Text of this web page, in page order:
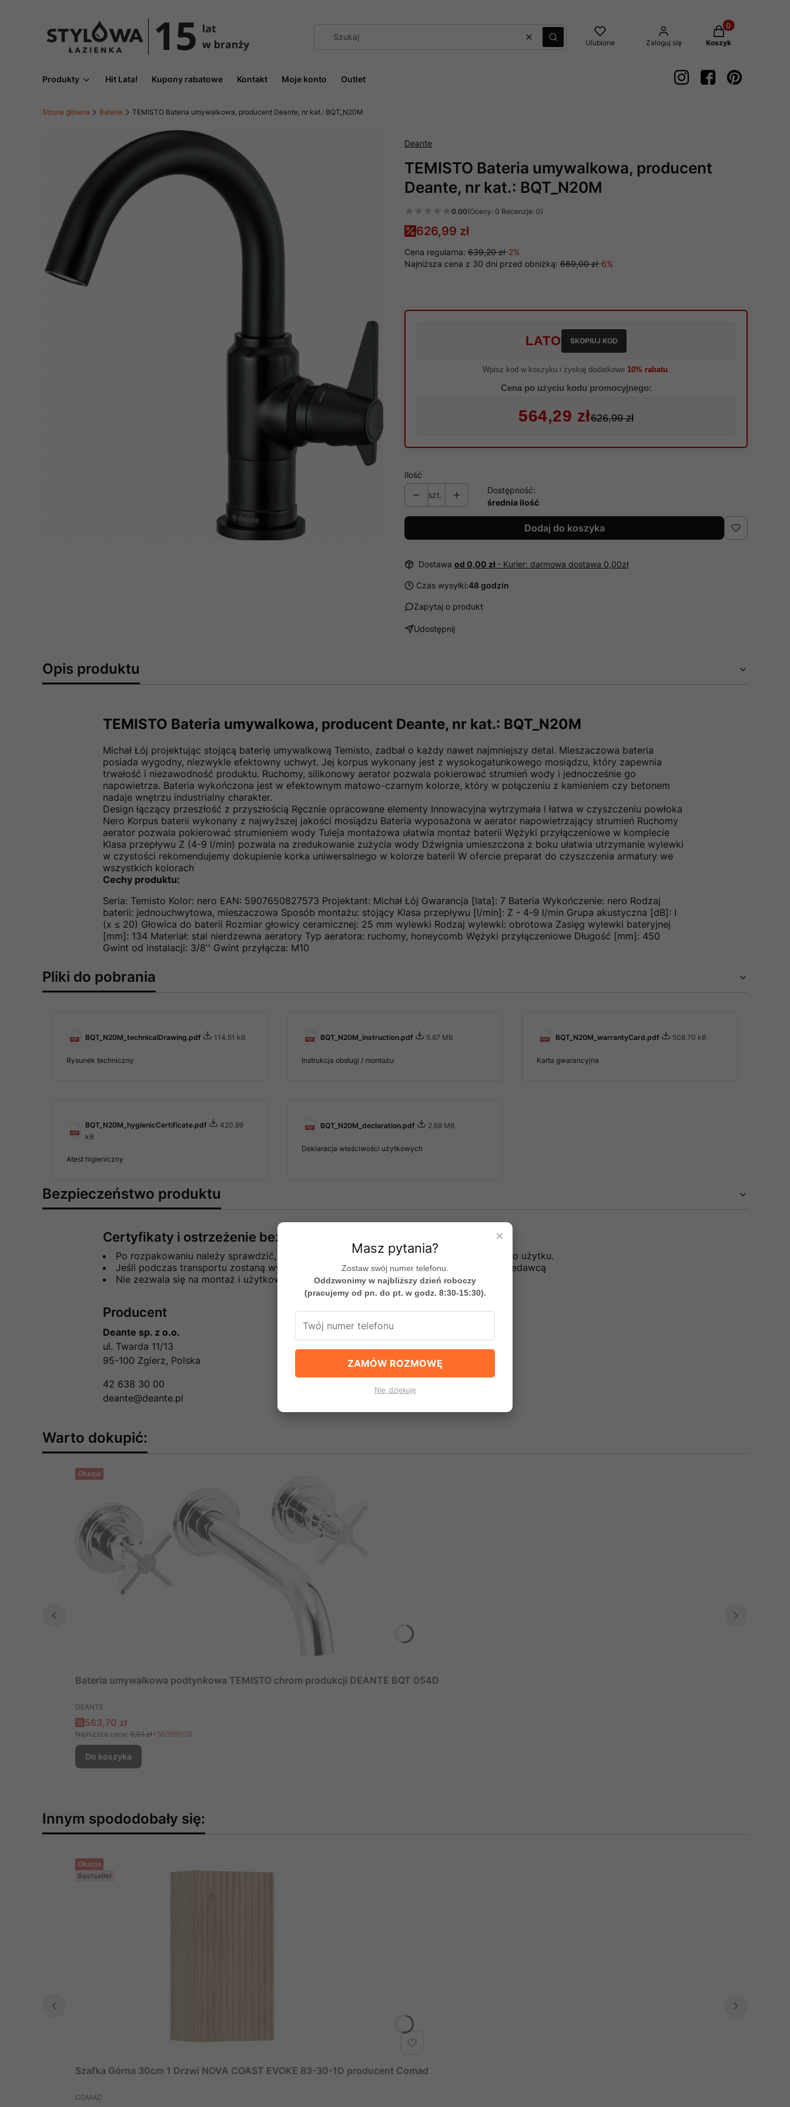
WyczyśćSzukaj Ulubione Zaloguj się
Produkty w
Koszyk
Produkty Hit Lata! Kupony rabatowe Kontakt Moje konto Outlet
Strona główna Baterie TEMISTO Bateria umywalkowa, producent Deante, nr kat.: BQT_N20M
Deante
TEMISTO Bateria umywalkowa, producent
Deante, nr kat.: BQT_N20M
0.00(Oceny: 0 Recenzje: 0)
626,99 zł
Cena regularna: 639,20 zł-2%
Najniższa cena z 30 dni przed obniżką: 669,00 zł-6%
LATO SKOPIUJ KOD
Wpisz kod w koszyku i zyskaj dodatkowe 10% rabatu.
Cena po użyciu kodu promocyjnego:
564,29 zł626,99 zł
Ilość
szt.
Dostępność:
średnia ilość
Dodaj do koszyka
Dostawa od 0,00 zł - Kurier: darmowa dostawa 0,00zł
Czas wysyłki:48 godzin
Zapytaj o produkt
Udostępnij
Opis produktu
TEMISTO Bateria umywalkowa, producent Deante, nr kat.: BQT_N20M
Michał Łój projektując stojącą baterię umywalkową Temisto, zadbał o każdy nawet najmniejszy detal. Mieszaczowa bateria
posiada wygodny, niezwykle efektowny uchwyt. Jej korpus wykonany jest z wysokogatunkowego mosiądzu, który zapewnia
trwałość i niezawodność produktu. Ruchomy, silikonowy aerator pozwala pokierować strumień wody i jednocześnie go
napowietrza. Bateria wykończona jest w efektownym matowo-czarnym kolorze, który w połączeniu z kamieniem czy betonem
nadaje wnętrzu industrialny charakter.
Design łączący przeszłość z przyszłością Ręcznie opracowane elementy Innowacyjna wytrzymała i łatwa w czyszczeniu powłoka
Nero Korpus baterii wykonany z najwyższej jakości mosiądzu Bateria wyposażona w aerator napowietrzający strumień Ruchomy
aerator pozwala pokierować strumieniem wody Tuleja montażowa ułatwia montaż baterii Wężyki przyłączeniowe w komplecie
Klasa przepływu Z (4-9 l/min) pozwala na zredukowanie zużycia wody Dźwignia umieszczona z boku ułatwia utrzymanie wylewki
w czystości rekomendujemy dokupienie korka uniwersalnego w kolorze baterii W ofercie preparat do czyszczenia armatury we
wszystkich kolorach
Cechy produktu:
Seria: Temisto Kolor: nero EAN: 5907650827573 Projektant: Michał Łój Gwarancja [lata]: 7 Bateria Wykończenie: nero Rodzaj
baterii: jednouchwytowa, mieszaczowa Sposób montażu: stojący Klasa przepływu [l/min]: Z - 4-9 l/min Grupa akustyczna [dB]: I
(x ≤ 20) Głowica do baterii Rozmiar głowicy ceramicznej: 25 mm wylewki Rodzaj wylewki: obrotowa Zasięg wylewki bateryjnej
[mm]: 134 Materiał: stal nierdzewna aeratory Typ aeratora: ruchomy, honeycomb Wężyki przyłączeniowe Długość [mm]: 450
Gwint od instalacji: 3/8'' Gwint przyłącza: M10
Pliki do pobrania
BQT_N20M_technicalDrawing.pdf 114.51 kB
Rysunek techniczny
BQT_N20M_instruction.pdf 5.67 MB
Instrukcja obsługi / montażu
BQT_N20M_warrantyCard.pdf 508.70 kB
Karta gwarancyjna
BQT_N20M_hygienicCertificate.pdf
420.89
kB
Atest higieniczny
BQT_N20M_declaration.pdf 2.68 MB
Deklaracja właściwości użytkowych
Bezpieczeństwo produktu
Certyfikaty i ostrzeżenie bezpieczeństwa
Po rozpakowaniu należy sprawdzić, czy produkt i akcesoria są w stanie nadającym się do użytku.
Jeśli podczas transportu zostaną wykryte uszkodzenia należy skontaktować się ze sprzedawcą
Nie zezwala się na montaż i użytkowanie uszkodzonego produktu
Producent
Deante sp. z o.o.
ul. Twarda 11/13
95-100 Zgierz, Polska
42 638 30 00
deante@deante.pl
Warto dokupić:
Okazja
Bateria umywalkowa podtynkowa TEMISTO chrom produkcji DEANTE BQT 054D
PRODUCENT
DEANTE
Cena promocyjna
563,70 zł
Najniższa cena: 0,01 zł+5636900%
Do koszyka
Innym spododobały się:
Okazja
Bestseller
Szafka Górna 30cm 1 Drzwi NOVA COAST EVOKE 83-30-1D producent Comad
PRODUCENT
COMAD
×
Masz pytania?
Zostaw swój numer telefonu.
Oddzwonimy w najbliższy dzień roboczy
(pracujemy od pn. do pt. w godz. 8:30-15:30).
ZAMÓW ROZMOWĘ
Nie, dziękuję